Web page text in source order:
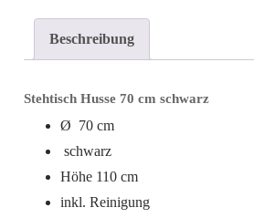
schwarz
MengeBeschreibung
StehtischHusse 70 cm schwarz
Ø 70 cm
schwarz
Höhe 110 cm
inkl. Reinigung